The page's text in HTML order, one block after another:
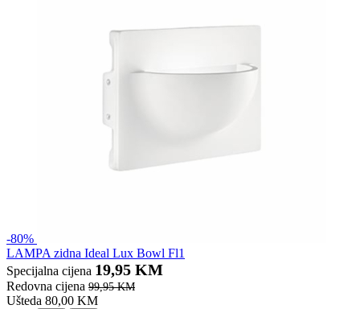
-80%
LAMPA zidna Ideal Lux Bowl Fl1
Specijalna cijena 19,95 KM
Redovna cijena 99,95 KM
Ušteda 80,00 KM